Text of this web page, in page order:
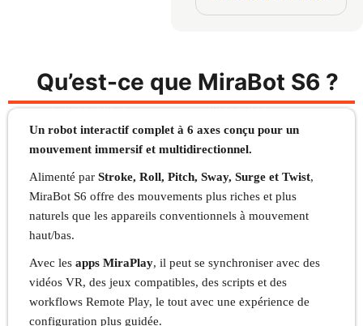
Qu’est-ce que MiraBot S6 ?
Un robot interactif complet à 6 axes conçu pour un
mouvement immersif et multidirectionnel.
Alimenté par Stroke, Roll, Pitch, Sway, Surge et Twist,
MiraBot S6 offre des mouvements plus riches et plus
naturels que les appareils conventionnels à mouvement
haut/bas.
Avec les apps MiraPlay, il peut se synchroniser avec des
vidéos VR, des jeux compatibles, des scripts et des
workflows Remote Play, le tout avec une expérience de
configuration plus guidée.